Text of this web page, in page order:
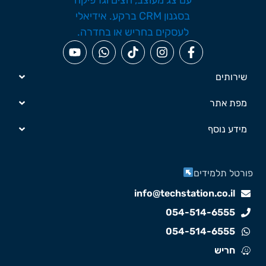
שירותים
מפת אתר
מידע נוסף
info@techstation.co.il
054-514-6555
054-514-6555
חריש
תלמידים